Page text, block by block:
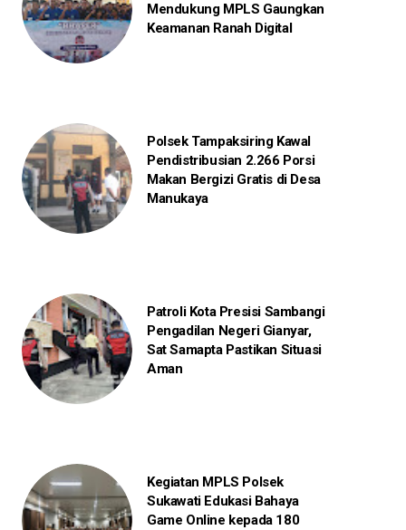
Mendukung MPLS Gaungkan
Keamanan Ranah Digital
Polsek Tampaksiring Kawal
Pendistribusian 2.266 Porsi
Makan Bergizi Gratis di Desa
Manukaya
Patroli Kota Presisi Sambangi
Pengadilan Negeri Gianyar,
Sat Samapta Pastikan Situasi
Aman
Kegiatan MPLS Polsek
Sukawati Edukasi Bahaya
Game Online kepada 180